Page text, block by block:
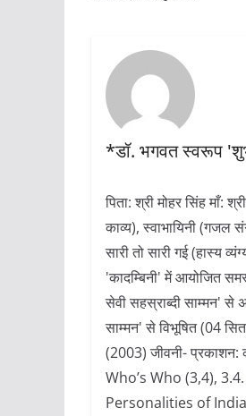
*डॉ. भगवत स्वरूप
पिता: श्री मोहर सिंह माँ:
काव्य), स्वाभायिनी (गजल
सारी तो सारी गई (हास्य
'कादम्बिनी' में आयोजित
सेवी सहस्राब्दी साम्मन' से
साम्मन' से विभूषित (04
(2003) जीवनी- प्रकाशन:
Who’s Who (3,4),
Personalities of